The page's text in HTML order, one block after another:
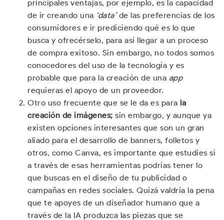
principales ventajas, por ejemplo, es la capacidad
de ir creando una ‘data’de las preferencias de los
consumidores e ir prediciendo qué es lo que
busca y ofrecérselo, para así llegar a un proceso
de compra exitoso. Sin embargo, no todos somos
conocedores del uso de la tecnología y es
probable que para la creación de una app
requieras el apoyo de un proveedor.
Otro uso frecuente que se le da es para la
creación de imágenes; sin embargo, y aunque ya
existen opciones interesantes que son un gran
aliado para el desarrollo de banners, folletos y
otros, como Canva, es importante que estudies si
a través de esas herramientas podrías tener lo
que buscas en el diseño de tu publicidad o
campañas en redes sociales. Quizá valdría la pena
que te apoyes de un diseñador humano que a
través de la IA produzca las piezas que se